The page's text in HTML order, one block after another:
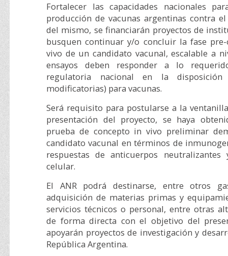
Fortalecer las capacidades nacionales
producción de vacunas argentinas contra el
del mismo, se financiarán proyectos de
busquen continuar y/o concluir la fase
vivo de un candidato vacunal, escalable a
ensayos deben responder a lo
regulatoria nacional en la disposición
modificatorias) para vacunas.
Será requisito para postularse a la
presentación del proyecto, se haya
prueba de concepto in vivo preliminar
candidato vacunal en términos de
respuestas de anticuerpos
celular.
El ANR podrá destinarse, entre otros
adquisición de materias primas y
servicios técnicos o personal, entre otras
de forma directa con el objetivo del
apoyarán proyectos de investigación y
República Argentina.